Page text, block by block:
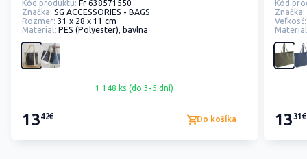
Kód produktu: Fr 638571550
Značka: SG ACCESSORIES - BAGS
Rozmer: 31 x 28 x 11 cm
Material: PES (Polyester), bavlna
1 148 ks (do 3-5 dní)
1342€ Do košíka
Kód
Značka:
Veľkosť:
1331€